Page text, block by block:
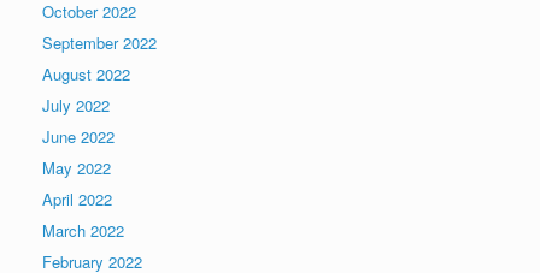
October 2022
September 2022
August 2022
July 2022
June 2022
May 2022
April 2022
March 2022
February 2022